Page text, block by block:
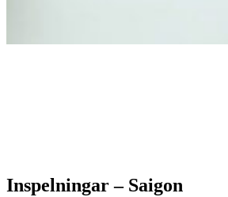
Inspelningar – Saigon